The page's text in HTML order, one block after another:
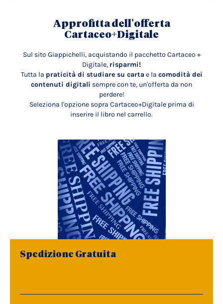
Approfitta dell'offerta
Cartaceo+Digitale
Sul sito Giappichelli, acquistando il pacchetto Cartaceo +
Digitale, risparmi!
Tutta la praticità di studiare su carta e la comodità dei
contenuti digitali sempre con te, un'offerta da non
perdere!
Seleziona l'opzione sopra Cartaceo+Digitale prima di
inserire il libro nel carrello.
Spedizione Gratuita